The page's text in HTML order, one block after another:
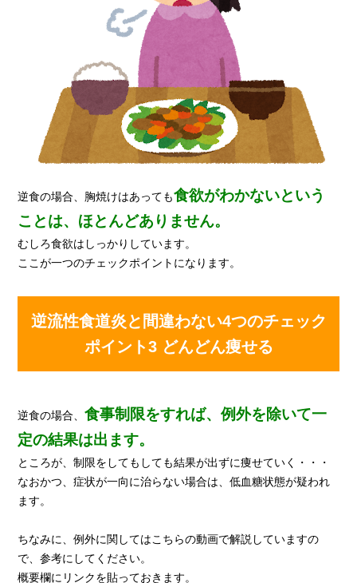
逆食の場合、胸焼けはあっても食欲がわかないという
ことは、ほとんどありません。
むしろ食欲はしっかりしています。
ここが一つのチェックポイントになります。
逆流性食道炎と間違わない4つのチェック
ポイント3 どんどん痩せる
逆食の場合、食事制限をすれば、例外を除いて一
定の結果は出ます。
ところが、制限をしてもしても結果が出ずに痩せていく・・・
なおかつ、症状が一向に治らない場合は、低血糖状態が疑われ
ます。
ちなみに、例外に関してはこちらの動画で解説していますの
で、参考にしてください。
概要欄にリンクを貼っておきます。